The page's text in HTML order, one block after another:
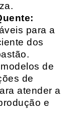
para a
dos
de
de
atender a
e